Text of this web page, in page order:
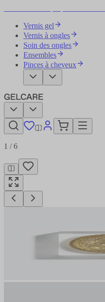
Vernis gel
Vernis à ongles
Soin des ongles
Ensembles
Pinces à cheveux
1 /6